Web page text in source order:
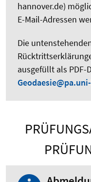
hannover.de)
E-Mail-Adressen
Die
ausgefüllt als PDF-